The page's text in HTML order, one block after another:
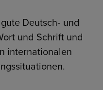
Deutsch‑ und
und Schrift und
internationalen